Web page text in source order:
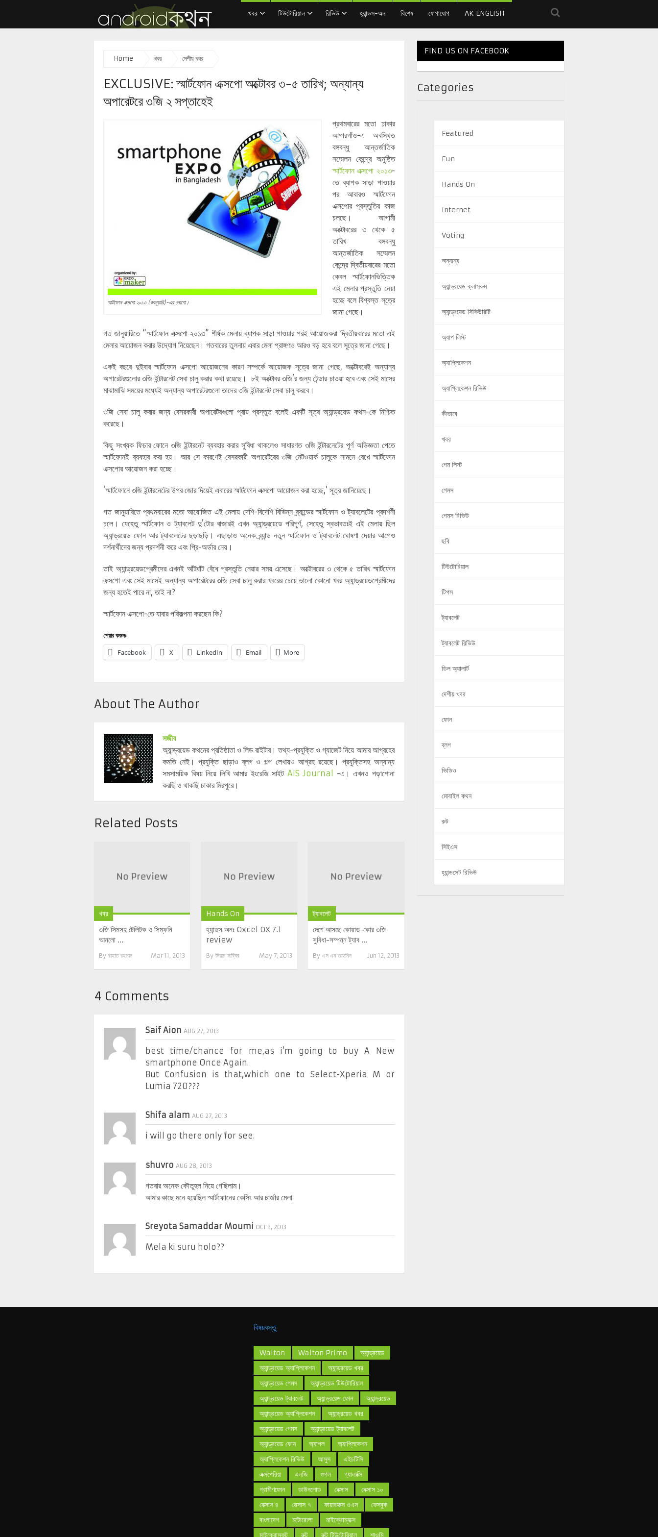
খবর টিউটোরিয়াল রিভিউ হ্যান্ডস-অন বিশেষ যোগাযোগ AK ENGLISH
Home খবর দেশীয় খবর
EXCLUSIVE: স্মার্টফোন এক্সপো অক্টোবর ৩-৫ তারিখ; অন্যান্য
অপারেটরে ৩জি ২ সপ্তাহেই
স্মার্টফোন এক্সপো ২০১৩ (জানুয়ারি)-এর লোগো।
প্রথমবারের মতো ঢাকার
আগারগাঁও-এ অবস্থিত
বঙ্গবন্ধু আন্তর্জাতিক
সম্মেলন কেন্দ্রে অনুষ্ঠিত
স্মার্টফোন এক্সপো ২০১৩-
তে ব্যাপক সাড়া পাওয়ার
পর আবারও স্মার্টফোন
এক্সপোর প্রস্তুতির কাজ
চলছে। আগামী
অক্টোবরের ৩ থেকে ৫
তারিখ বঙ্গবন্ধু
আন্তর্জাতিক সম্মেলন
কেন্দ্রে দ্বিতীয়বারের মতো
কেবল স্মার্টফোনভিত্তিক
এই মেলার প্রস্তুতি নেয়া
হচ্ছে বলে বিশ্বস্ত সূত্রে
জানা গেছে।
গত জানুয়ারিতে “স্মার্টফোন এক্সপো ২০১৩” শীর্ষক মেলায় ব্যাপক সাড়া পাওয়ার পরই আয়োজকরা দ্বিতীয়বারের মতো এই
মেলার আয়োজন করার উদ্যোগ নিয়েছেন। গতবারের তুলনায় এবার মেলা প্রাঙ্গণও আরও বড় হবে বলে সূত্রে জানা গেছে।
একই বছরে দুইবার স্মার্টফোন এক্সপো আয়োজনের কারণ সম্পর্কে আয়োজক সূত্রে জানা গেছে, অক্টোবরেই অন্যান্য
অপারেটরগুলোর ৩জি ইন্টারনেট সেবা চালু করার কথা রয়েছে। ৮ই অক্টোবর ৩জি’র জন্য টেন্ডার চাওয়া হবে এবং সেই মাসের
মাঝামাঝি সময়ের মধ্যেই অন্যান্য অপারেটরগুলো তাদের ৩জি ইন্টারনেট সেবা চালু করবে।
৩জি সেবা চালু করার জন্য বেসরকারী অপারেটরগুলো প্রায় প্রস্তুত বলেই একটি সূত্র অ্যান্ড্রয়েড কথন-কে নিশ্চিত
করেছে।
কিছু সংখ্যক ফিচার ফোনে ৩জি ইন্টারনেট ব্যবহার করার সুবিধা থাকলেও সাধারণত ৩জি ইন্টারনেটের পূর্ণ অভিজ্ঞতা পেতে
স্মার্টফোনই ব্যবহার করা হয়। আর সে কারণেই বেসরকারী অপারেটরের ৩জি নেটওয়ার্ক চালুকে সামনে রেখে স্মার্টফোন
এক্সপোর আয়োজন করা হচ্ছে।
‘স্মার্টফোনে ৩জি ইন্টারনেটের উপর জোর দিয়েই এবারের স্মার্টফোন এক্সপো আয়োজন করা হচ্ছে,’ সূত্র জানিয়েছে।
গত জানুয়ারিতে প্রথমবারের মতো আয়োজিত এই মেলায় দেশি-বিদেশি বিভিন্ন ব্র্যান্ডের স্মার্টফোন ও ট্যাবলেটের প্রদর্শনী
চলে। যেহেতু স্মার্টফোন ও ট্যাবলেট দু’টোর বাজারই এখন অ্যান্ড্রয়েডে পরিপূর্ণ, সেহেতু স্বভাবতঃই এই মেলায় ছিল
অ্যান্ড্রয়েড ফোন আর ট্যাবলেটের ছড়াছড়ি। এছাড়াও অনেক ব্র্যান্ড নতুন স্মার্টফোন ও ট্যাবলেট ঘোষণা দেয়ার আগেও
দর্শনার্থীদের জন্য প্রদর্শনী করে এবং প্রি-অর্ডার নেয়।
তাই অ্যান্ড্রয়েডপ্রেমীদের এখনই আঁটঘাঁট বেঁধে প্রস্তুতি নেয়ার সময় এসেছে। অক্টোবরের ৩ থেকে ৫ তারিখ স্মার্টফোন
এক্সপো এবং সেই মাসেই অন্যান্য অপারেটরের ৩জি সেবা চালু করার খবরের চেয়ে ভালো কোনো খবর অ্যান্ড্রয়েডপ্রেমীদের
জন্য হতেই পারে না, তাই না?
স্মার্টফোন এক্সপো-তে যাবার পরিকল্পনা করছেন কি?
শেয়ার করুনঃ
Facebook X LinkedIn Email More
About The Author
সজীব
অ্যান্ড্রয়েড কথনের প্রতিষ্ঠাতা ও লিড রাইটার। তথ্য-প্রযুক্তি ও গ্যাজেট নিয়ে আমার আগ্রহের
কমতি নেই। প্রযুক্তি ছাড়াও ব্লগ ও গল্প লেখায়ও আগ্রহ রয়েছে। প্রযুক্তিসহ অন্যান্য
সমসাময়িক বিষয় নিয়ে লিখি আমার ইংরেজি সাইট AIS Journal
-এ। এখনও পড়াশোনা
করছি ও থাকছি ঢাকার মিরপুরে।
Related Posts
খবর
৩জি সিমসহ টেলিটক ও সিম্ফনি
আনলো ...
By রাহাত রহমান Mar 11, 2013
Hands On
হ্যান্ডস অনঃ Oxcel OX 7.1
review
By সিয়াম সাব্বির May 7, 2013
ট্যাবলেট
দেশে আসছে কোয়াড-কোর ৩জি
সুবিধা-সম্পন্ন ট্যাব ...
By এস এম তাহমিদ Jun 12, 2013
4 Comments
Saif Aion AUG 27, 2013
best time/chance for me,as i’m going to buy A New
smartphone Once Again.
But Confusion is that,which one to Select-Xperia M or
Lumia 720???
Shifa alam AUG 27, 2013
i will go there only for see.
shuvro AUG 28, 2013
গতবার অনেক কৌতুহল নিয়ে গেছিলাম।
আমার কাছে মনে হয়েছিল স্মার্টফোনের কেসিং আর চার্জার মেলা
Sreyota Samaddar Moumi OCT 3, 2013
Mela ki suru holo??
FIND US ON FACEBOOK
Categories
Featured
Fun
Hands On
Internet
Voting
অন্যান্য
অ্যান্ড্রয়েড ক্লাসরুম
অ্যান্ড্রয়েড সিকিউরিটি
অ্যাপ লিস্ট
অ্যাপ্লিকেশন
অ্যাপ্লিকেশন রিভিউ
কীভাবে
খবর
গেম লিস্ট
গেমস
গেমস রিভিউ
ছবি
টিউটোরিয়াল
টিপস
ট্যাবলেট
ট্যাবলেট রিভিউ
ডিল অ্যালার্ট
দেশীয় খবর
ফোন
ব্লগ
ভিডিও
মোবাইল কথন
রুট
সিইএস
হ্যান্ডসেট রিভিউ
বিষয়বস্তু
Walton Walton Primo
অ্যান্ড্রয়েড
অ্যান্ড্রয়েড অ্যাপ্লিকেশন
অ্যান্ড্রয়েড খবর
অ্যান্ড্রয়েড গেমস
অ্যান্ড্রয়েড টিউটোরিয়াল
অ্যান্ড্রয়েড ট্যাবলেট
অ্যান্ড্রয়েড ফোন
অ্যান্ড্রয়েড
অ্যান্ড্রয়েড অ্যাপ্লিকেশন
অ্যান্ড্রয়েড খবর
অ্যান্ড্রয়েড গেমস
অ্যান্ড্রয়েড ট্যাবলেট
অ্যান্ড্রয়েড ফোন
অ্যাপল
অ্যাপ্লিকেশন
অ্যাপ্লিকেশন রিভিউ
আসুস
এইচটিসি
এক্সপেরিয়া
এলজি গুগল
গ্যালাক্সি
গ্রামীণফোন
ডাউনলোড নেক্সাস
নেক্সাস ১০
নেক্সাস ৪
নেক্সাস ৭ ফায়ারফক্স ওএস
ফেসবুক
বাংলাদেশ
মটোরোলা
মাইক্রোম্যাক্স
মাইক্রোসফট
রুট রুট টিউটোরিয়াল শাওমি